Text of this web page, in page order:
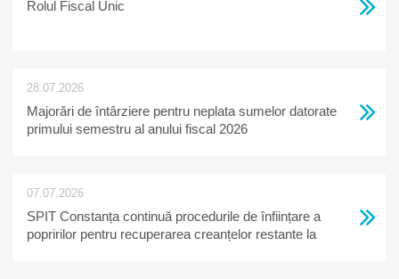
Rolul Fiscal Unic
28.07.2026
Majorări de întârziere pentru neplata sumelor datorate
primului semestru al anului fiscal 2026
07.07.2026
SPIT Constanța continuă procedurile de înființare a
popririlor pentru recuperarea creanțelor restante la